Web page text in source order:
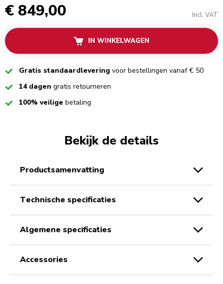
€ 849,00 Incl. VAT
IN WINKELWAGEN
CheckedGratis standaardlevering voor bestellingen vanaf € 50
Checked14 dagen gratis retourneren
Checked100% veilige betaling
Bekijk de details
productsamenvatting
technische specificaties
algemene specificaties
accessories